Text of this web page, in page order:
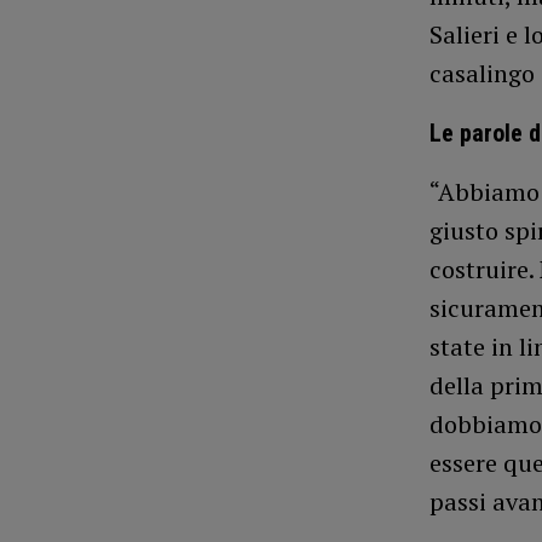
Salieri e
Le parole
giusto
costruire.
state in
della
essere
passi